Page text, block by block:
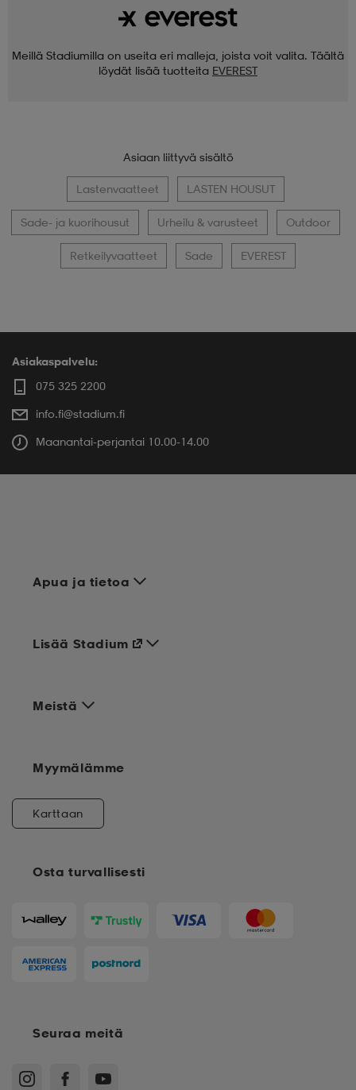
Meillä Stadiumilla on useita eri malleja, joista voit valita. Täältä
löydät lisää tuotteita EVEREST
Asiaan liittyvä sisältö
Lastenvaatteet LASTEN HOUSUT
Sade- ja kuorihousut Urheilu & varusteet Outdoor
Retkeilyvaatteet Sade EVEREST
Asiakaspalvelu:
075 325 2200
info.fi@stadium.fi
Maanantai-perjantai 10.00-14.00
Apua ja tietoa
Meistä
Osta turvallisesti
Lisää Stadium
Myymälämme
Karttaan
Seuraa meitä